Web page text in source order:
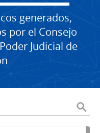
generados,
por el Consejo
Judicial de